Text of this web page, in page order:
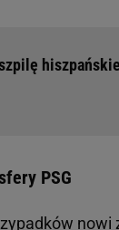
szpilę
PSG